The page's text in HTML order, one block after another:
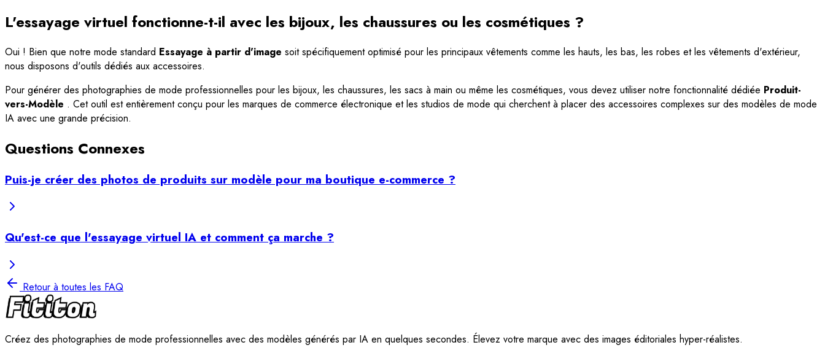
L'essayage virtuel fonctionne-t-il avec les bijoux, les chaussures ou les cosmétiques ?
Oui ! Bien que notre mode standard Essayage à partir d'image soit spécifiquement optimisé pour les principaux vêtements comme les hauts, les bas, les robes et les vêtements d'extérieur,
nous disposons d'outils dédiés aux accessoires.
Pour générer des photographies de mode professionnelles pour les bijoux, les chaussures, les sacs à main ou même les cosmétiques, vous devez utiliser notre fonctionnalité dédiée Produit-
vers-Modèle . Cet outil est entièrement conçu pour les marques de commerce électronique et les studios de mode qui cherchent à placer des accessoires complexes sur des modèles de mode
IA avec une grande précision.
Questions Connexes
Puis-je créer des photos de produits sur modèle pour ma boutique e-commerce ?
Qu'est-ce que l'essayage virtuel IA et comment ça marche ?
Retour à toutes les FAQ
Créez des photographies de mode professionnelles avec des modèles générés par IA en quelques secondes. Élevez votre marque avec des images éditoriales hyper-réalistes.